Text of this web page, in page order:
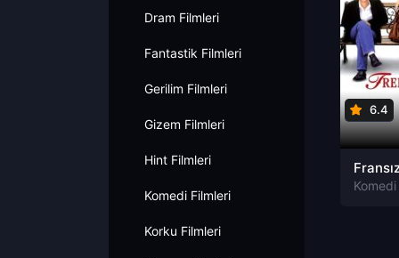
Dram Filmleri
Fantastik Filmleri
Gerilim Filmleri
Gizem Filmleri
Hint Filmleri
Komedi Filmleri
Korku Filmleri
6.4